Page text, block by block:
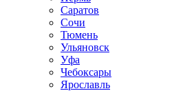
Саратов
Сочи
Тюмень
Ульяновск
Уфа
Чебоксары
Ярославль